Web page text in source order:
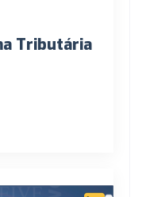
Tributária